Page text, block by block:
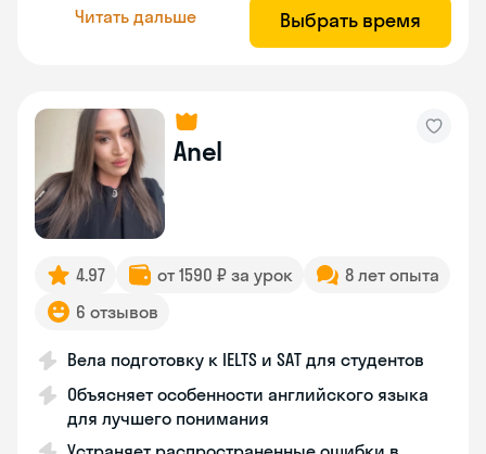
Читать дальше Выбрать время
Anel
4.97 от 1590 ₽ за урок
8 лет опыта
6 отзывов
Вела подготовку к IELTS и SAT для студентов
Объясняет особенности английского языка
для лучшего понимания